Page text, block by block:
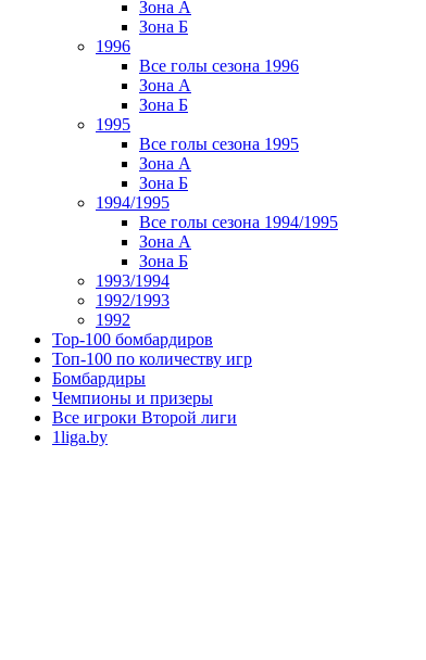
Зона А
Зона Б
1996
Все голы сезона 1996
Зона А
Зона Б
1995
Все голы сезона 1995
Зона А
Зона Б
1994/1995
Все голы сезона 1994/1995
Зона А
Зона Б
1993/1994
1992/1993
1992
Top-100 бомбардиров
Топ-100 по количеству игр
Бомбардиры
Чемпионы и призеры
Все игроки Второй лиги
1liga.by